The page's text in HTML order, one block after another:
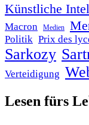
Künstliche
Macron Medien
Politik Prix des
Sarkozy
Verteidigung
Lesen fürs